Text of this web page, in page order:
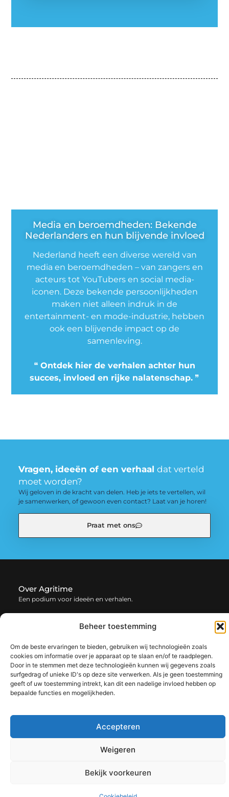
Beheer toestemming
Om de beste ervaringen te bieden, gebruiken wij technologieën zoals
cookies om informatie over je apparaat op te slaan en/of te raadplegen.
Door in te stemmen met deze technologieën kunnen wij gegevens zoals
surfgedrag of unieke ID's op deze site verwerken. Als je geen toestemming
geeft of uw toestemming intrekt, kan dit een nadelige invloed hebben op
bepaalde functies en mogelijkheden.
Accepteren
Weigeren
Bekijk voorkeuren
Media en beroemdheden: Bekende
Nederlanders en hun blijvende invloed
Nederland heeft een diverse wereld van
media en beroemdheden – van zangers en
acteurs tot YouTubers en social media-
iconen. Deze bekende persoonlijkheden
maken niet alleen indruk in de
entertainment- en mode-industrie, hebben
ook een blijvende impact op de
samenleving.
❝ Ontdek hier de verhalen achter hun
succes, invloed en rijke nalatenschap. ❞
Vragen, ideeën of een verhaal dat verteld
moet worden?
Wij geloven in de kracht van delen. Heb je iets te vertellen, wil
je samenwerken, of gewoon even contact? Laat van je horen!
Praat met ons
Over Agritime
Een podium voor ideeën en verhalen.
— agritime.be verzamelt blogs en artikelen vol inspiratie,
creativiteit en inzichten uit het dagelijks leven. Laat je
Onze
informatie
Bericht categorie
@2025 www.agritime.be. All Right Reserved.​